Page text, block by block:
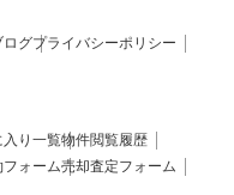
ログプライバシーポリシー
入り一覧物件閲覧履歴
フォーム売却査定フォーム